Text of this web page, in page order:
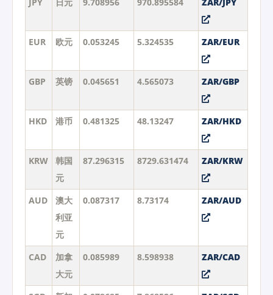
EUR 欧元 0.053245 5.324535 ZAR/EUR
GBP 英镑 0.045651 4.565073 ZAR/GBP
HKD 港币 0.481325 48.13247 ZAR/HKD
KRW
韩国
元
87.296315 8729.631474 ZAR/KRW
AUD
澳大
利亚
元
0.087317 8.73174 ZAR/AUD
CAD
加拿
大元
0.085989 8.598938 ZAR/CAD